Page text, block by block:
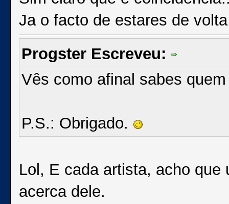
Ja o facto de estares de
Progster Escreveu:
Vês como afinal sabes
P.S.: Obrigado.
Lol, E cada artista, acho
acerca dele.